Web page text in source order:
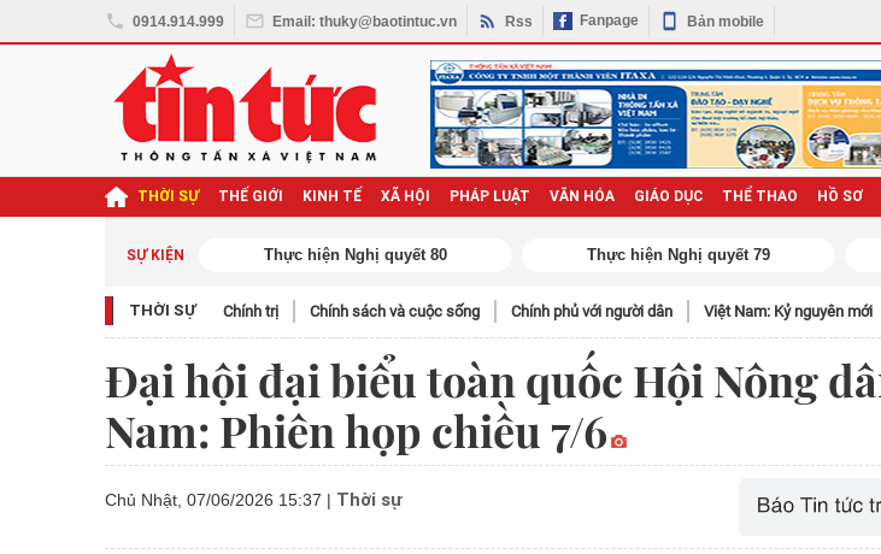
0914.914.999 Email: thuky@baotintuc.vn Rss Fanpage Bản mobile
THỜI SỰ THẾ GIỚI KINH TẾ XÃ HỘI PHÁP LUẬT VĂN HÓA GIÁO DỤC THỂ THAO HỒ SƠ
SỰ KIỆN
quyết Đại hội XIV
THỜI SỰ Chính trị Chính sách và cuộc sống Chính phủ với người dân Việt Nam: Kỷ nguyên mới
Đại hội đại biểu toàn quốc Hội Nông
Nam: Phiên họp chiều 7/6
Chủ Nhật, 07/06/2026 15:37 | Thời sự